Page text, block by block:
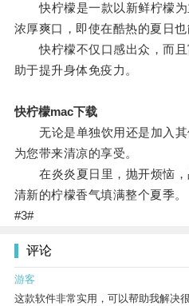
快柠檬是一款以新鲜柠檬为
浓厚爽口，即使在酷热的夏日也
快柠檬不仅口感出众，而且
助于提升身体免疫力。
快柠檬mac下载
无论是单独饮用还是加入其
为您带来清凉的享受。
在炎炎夏日里，抛开烦恼，
清新的柠檬香气填满整个夏季。
#3#
评论
游客
这款软件非常实用，可以帮助我解决